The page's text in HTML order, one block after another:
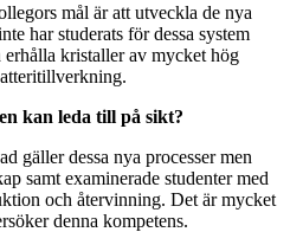
mål är att utveckla de nya
har studerats för dessa system
kristaller av mycket hög
kan leda till på sikt?
gäller dessa nya processer men
samt examinerade studenter med
och återvinning. Det är mycket
denna kompetens.